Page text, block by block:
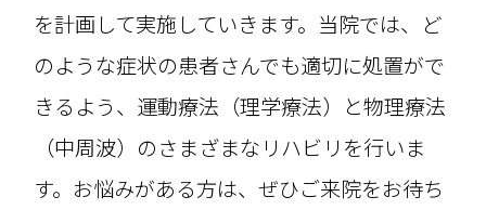
を計画して実施していきます。当院では、ど
のような症状の患者さんでも適切に処置がで
きるよう、運動療法（理学療法）と物理療法
（中周波）のさまざまなリハビリを行いま
す。お悩みがある方は、ぜひご来院をお待ち